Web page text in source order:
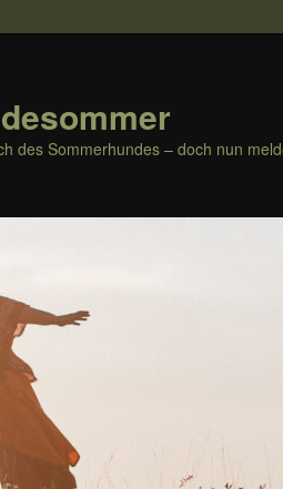
des Sommerhundes – doch nun